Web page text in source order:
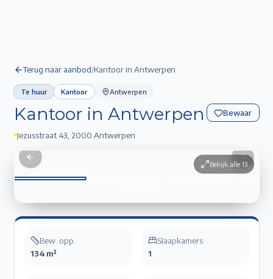
Terug naar aanbod/Kantoor in Antwerpen
Te huur Kantoor Antwerpen
Kantoor in Antwerpen Bewaar
Jezusstraat 43 ,2000 Antwerpen
Previous slide Next
Bekijk alle 13
Bew. opp.
134 m²
Slaapkamers
1